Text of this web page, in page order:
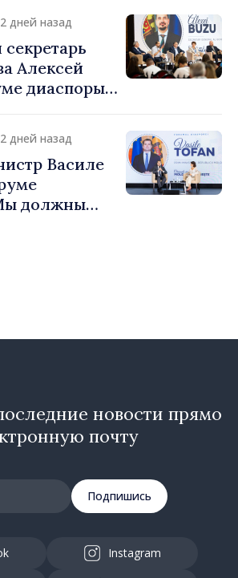
дней назад
Алексей
диаспоры:
более
дней назад
Василе
должны
новости прямо
почту
Подпишись
Instagram